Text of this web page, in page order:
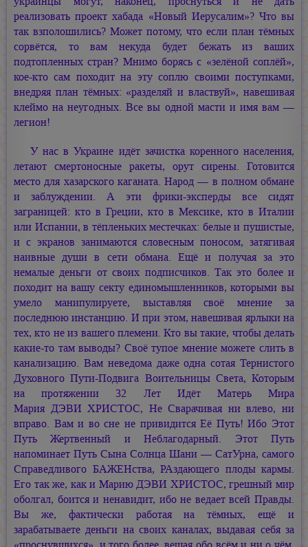
реализовать проект хабада «Новый Иерусалим»? Что вы
так взполошились? Может потому, что если план тёмных
сорвётся, то вам некуда будет бежать из ваших
подтопленных стран? Мнимо борясь с «зелёной соплёй»,
кое-кто сам походит на эту соплю своими поступками,
внедряя план тёмных: «разделяй и властвуй», навешивая
клеймо на неугодных. Все вы одной масти и имя вам —
легион!
У нас в Украине идёт зачистка коренного населения,
летают смертоносные ракеты, орут сирены. Готовится
место для хазарского каганата. Народ — в полном обмане
и заблуждении. А эти фрики-эксперды все сидят
заграницей: кто в Греции, кто в Мексике, кто в Италии
или Испании, в тёпленьких местечках: белые и пушистые,
и с экранов занимаются словесным поносом, затягивая
наивные души в сети обмана. Ещё и получая за это
немалые деньги от своих подписчиков. Так это более и
походит на вашу секту единомышленников, которыми вы
умело манипулируете, выставляя своё мнение за
последнюю инстанцию. И при этом, навешивая ярлыки на
тех, кто не из вашего племени. Кто вы такие, чтобы делать
какие-то там выводы? Своё тупое мнение можете слить в
канализацию. Вам неведома даже одна сотая Тернистого
ДуховногоПути-Подвига Воительницы Света, Которым
на протяжении 32 Лет Идёт Матерь Мира
Мария ДЭВИ ХРИСТОС, Не Сварачивая ни влево, ни
вправо. Вам и во сне не привидится Её Путь! Ибо Этот
Путь Жертвенный и Неблагодарный. Этот Путь
напоминает Путь Сына Солнца Шани — СатУрна, самого
Справедливого БАЖЕНства, РАздающего плоды кармы.
Его так же, как и Марию ДЭВИ ХРИСТОС, грешный мир
оболгал, боится и ненавидит, ибо не ведает всей Правды.
Вы же, фактически работая на тёмных, ещё и
зарабатываете деньги на своих каналах, выдавая себя за